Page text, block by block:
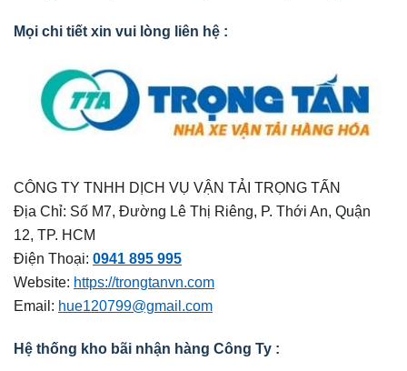
Mọi chi tiết xin vui lòng liên hệ :
CÔNG TY TNHH DỊCH VỤ VẬN TẢI TRỌNG TẤN
Địa Chỉ: Số M7, Đường Lê Thị Riêng, P. Thới An, Quận
12, TP. HCM
Điện Thoại: 0941 895 995
Website: https://trongtanvn.com
Email: hue120799@gmail.com
Hệ thống kho bãi nhận hàng Công Ty :